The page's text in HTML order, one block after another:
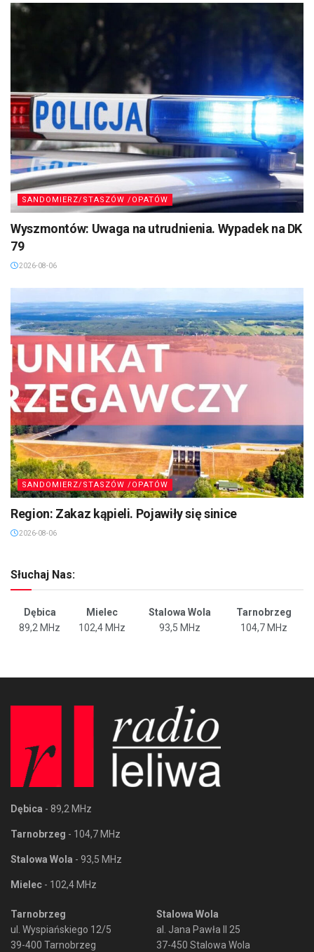
SANDOMIERZ/STASZÓW /OPATÓW
Wyszmontów: Uwaga na utrudnienia. Wypadek na DK
79
2026-08-06
SANDOMIERZ/STASZÓW /OPATÓW
Region: Zakaz kąpieli. Pojawiły się sinice
2026-08-06
Słuchaj Nas:
Dębica Mielec Stalowa Wola
Tarnobrzeg
89,2 MHz
102,4 MHz 93,5 MHz 104,7 MHz
Dębica - 89,2 MHz
Tarnobrzeg - 104,7 MHz
Stalowa Wola - 93,5 MHz
Mielec - 102,4 MHz
Tarnobrzeg
ul. Wyspiańskiego 12/5
39-400 Tarnobrzeg
Stalowa Wola
al. Jana Pawła II 25
37-450 Stalowa Wola